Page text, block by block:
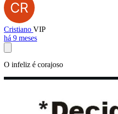
Cristiano VIP
há 9 meses
O infeliz é corajoso